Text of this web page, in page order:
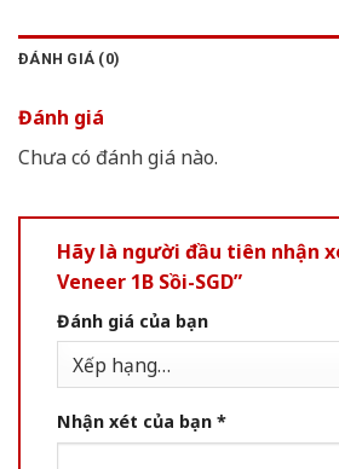
ĐÁNH GIÁ (0)
Đánh giá
Chưa có đánh giá nào.
Hãy là người đầu tiên nhận
Veneer 1B Sồi-SGD”
Đánh giá của bạn
Nhận xét của bạn *